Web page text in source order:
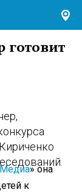
готовит
» она
к